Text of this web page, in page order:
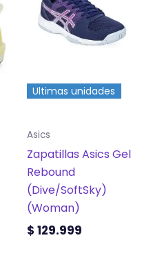
Ultimas unidades
Asics
Zapatillas Asics Gel
Rebound
(Dive/SoftSky)
(Woman)
$ 129.999
tiene
múltiples
variantes.
opciones
se
elegir
en
la
página
de
producto